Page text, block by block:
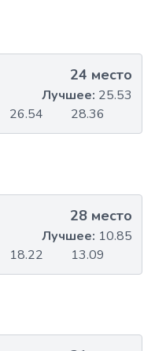
24 место
26.54 28.36
Лучшее: 25.53
28 место
18.22 13.09
Лучшее: 10.85